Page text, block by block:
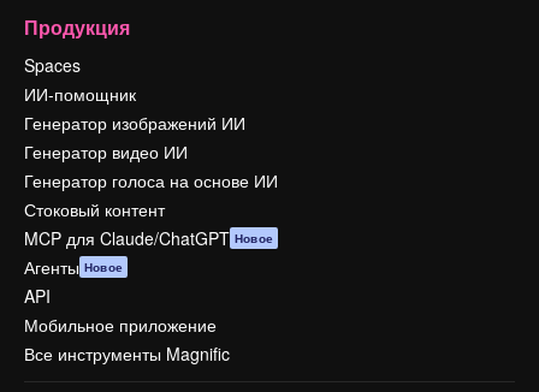
Продукция
Spaces
ИИ-помощник
Генератор изображений ИИ
Генератор видео ИИ
Генератор голоса на основе ИИ
Стоковый контент
MCP для Claude/ChatGPT Новое
Агенты Новое
API
Мобильное приложение
Все инструменты Magnific